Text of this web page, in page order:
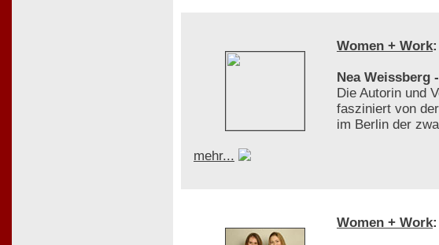
Women + Work:
Nea Weissberg
Die Autorin und
fasziniert von
im Berlin der
mehr...
Women + Work: